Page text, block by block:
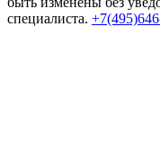
специалиста.